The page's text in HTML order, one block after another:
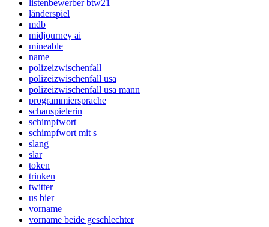
listenbewerber btw21
länderspiel
mdb
midjourney ai
mineable
name
polizeizwischenfall
polizeizwischenfall usa
polizeizwischenfall usa mann
programmiersprache
schauspielerin
schimpfwort
schimpfwort mit s
slang
slar
token
trinken
twitter
us bier
vorname
vorname beide geschlechter